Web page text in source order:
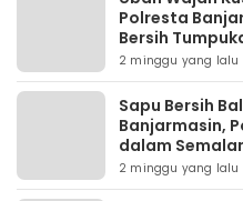
Polresta
Bersih
2 minggu yang lalu
Sapu Bersih
Banjarmasin,
dalam
2 minggu yang lalu